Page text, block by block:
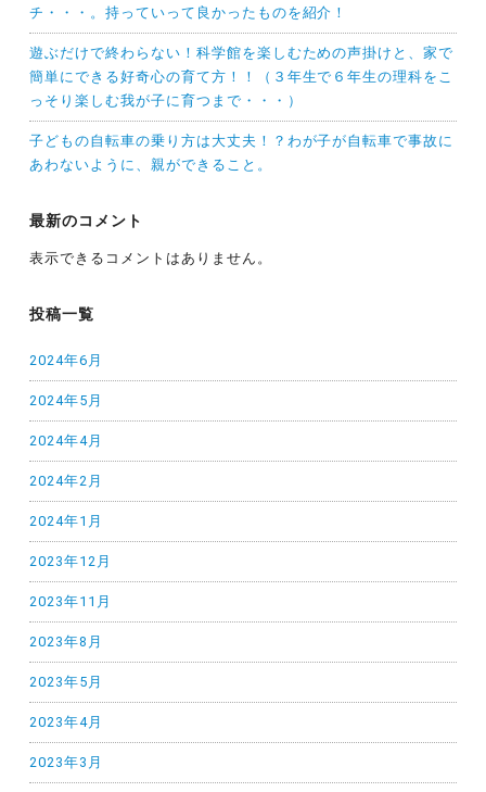
チ・・・。持っていって良かったものを紹介！
遊ぶだけで終わらない！科学館を楽しむための声掛けと、家で
簡単にできる好奇心の育て方！！（３年生で６年生の理科をこ
っそり楽しむ我が子に育つまで・・・）
子どもの自転車の乗り方は大丈夫！？わが子が自転車で事故に
あわないように、親ができること。
最新のコメント
表示できるコメントはありません。
投稿一覧
2024年6月
2024年5月
2024年4月
2024年2月
2024年1月
2023年12月
2023年11月
2023年8月
2023年5月
2023年4月
2023年3月